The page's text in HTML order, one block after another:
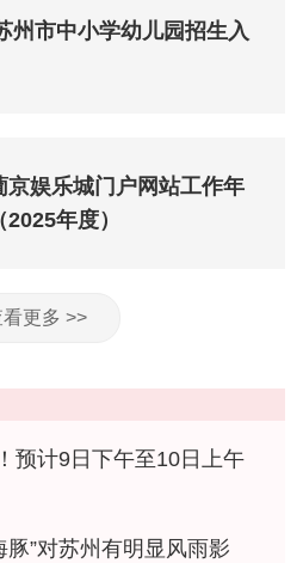
州市中小学幼儿园招生入
京娱乐城门户网站工作年
年度）
更多 >>
预计9日下午至10日上午
豚”对苏州有明显风雨影